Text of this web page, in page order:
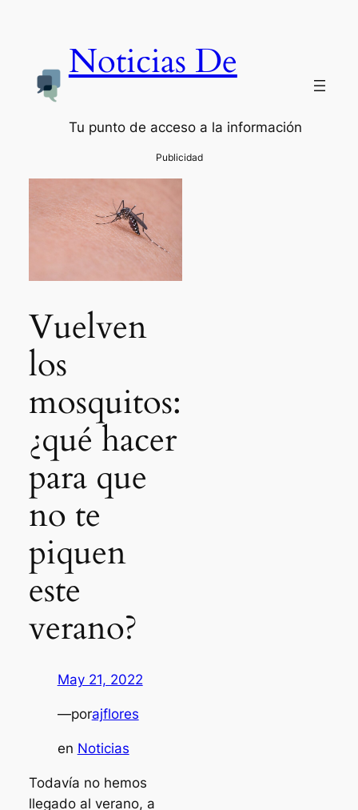
Noticias De
Tu punto de acceso a la información
Vuelven
los
mosquitos:
¿qué hacer
para que
no te
piquen
este
verano?
May 21, 2022
—porajflores
en Noticias
Todavía no hemos
llegado al verano, a